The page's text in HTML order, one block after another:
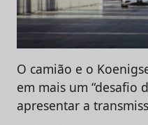
O camião e o
em mais um “desafio
apresentar a